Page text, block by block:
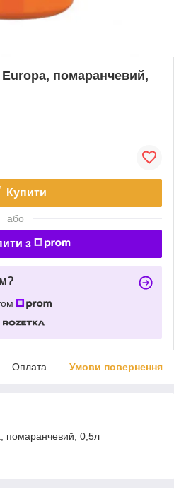
помаранчевий,
Купити
або
з
Оплата Умови повернення
помаранчевий, 0,5л